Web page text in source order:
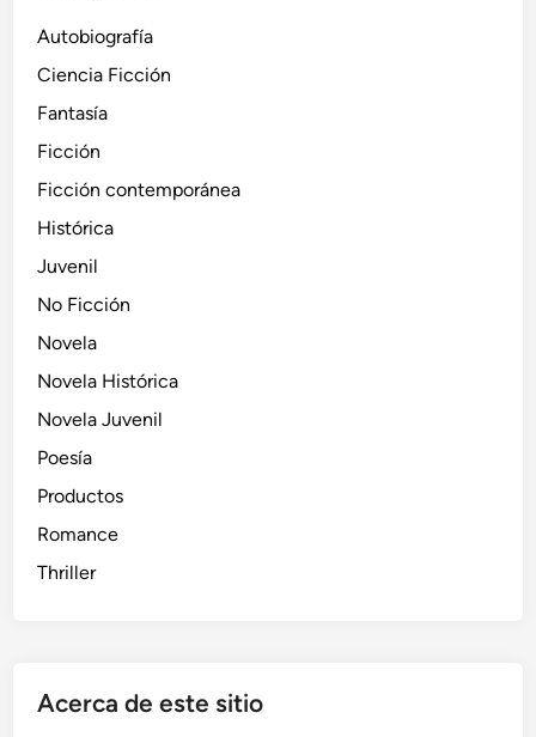
Autobiografía
Ciencia Ficción
Fantasía
Ficción
Ficción contemporánea
Histórica
Juvenil
No Ficción
Novela
Novela Histórica
Novela Juvenil
Poesía
Productos
Romance
Thriller
Acerca de este sitio